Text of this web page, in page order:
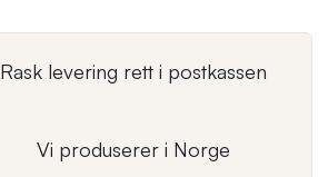
Rask levering rett i postkassen
Vi produserer i Norge